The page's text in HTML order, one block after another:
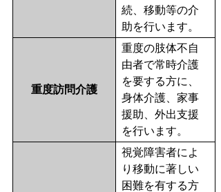
続、移動等の介
助を行います。
重度訪問介護
重度の肢体不自
由者で常時介護
を要する方に、
身体介護、家事
援助、外出支援
を行います。
視覚障害者によ
り移動に著しい
困難を有する方